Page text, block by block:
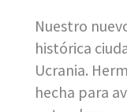
Nuestro
histórica
Ucrania.
hecha para